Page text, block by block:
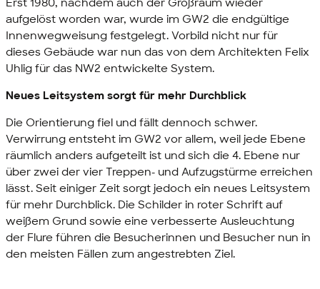
aufgelöst worden war, wurde im GW2 die endgültige
Innenwegweisung festgelegt. Vorbild nicht nur für
dieses Gebäude war nun das von dem Architekten Felix
Uhlig für das NW2 entwickelte System.
Neues Leitsystem sorgt für mehr Durchblick
Die Orientierung fiel und fällt dennoch schwer.
Verwirrung entsteht im GW2 vor allem, weil jede Ebene
räumlich anders aufgeteilt ist und sich die 4. Ebene nur
über zwei der vier Treppen- und Aufzugstürme erreichen
lässt. Seit einiger Zeit sorgt jedoch ein neues Leitsystem
für mehr Durchblick. Die Schilder in roter Schrift auf
weißem Grund sowie eine verbesserte Ausleuchtung
der Flure führen die Besucherinnen und Besucher nun in
den meisten Fällen zum angestrebten Ziel.